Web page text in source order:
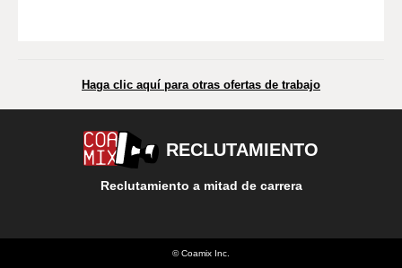
Haga clic aquí para otras ofertas de trabajo
RECLUTAMIENTO
Reclutamiento a mitad de carrera
© Coamix Inc.